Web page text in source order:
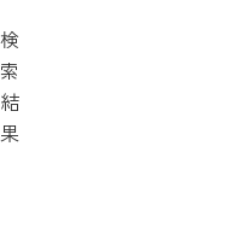
検
索
結
果